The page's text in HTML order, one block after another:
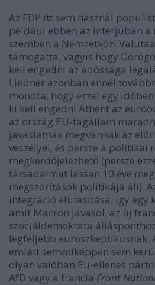
Az FDP itt sem használ
például ebben az interjúban a
szemben a Nemzetközi
támogatta, vagyis hogy
kell engedni az adóssága
Lindner azonban ennél
mondta, hogy ezzel egy
ki kell engedni Athént az
az ország EU-tagállam
javaslatnak megvannak az
veszélyei, és persze a politikai
megkérdőjelezhető (persze
társadalmat lassan 10 éve
megszorítások politikája áll).
integráció elutasítása, így egy
amit Macron javasol, az új
szociáldemokrata
legfeljebb euroszkeptikusnak.
emiatt semmiképpen sem
olyan valóban Eu-ellenes
AfD vagy a francia Front